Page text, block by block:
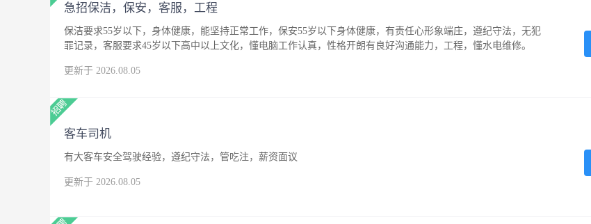
急招保洁，保安，客服，工程
保洁要求55岁以下，身体健康，能坚持正常工作，保安55岁以下身体健康，有责任心形象端庄，遵纪守法，无犯
罪记录，客服要求45岁以下高中以上文化，懂电脑工作认真，性格开朗有良好沟通能力，工程，懂水电维修。
更新于 2026.08.05
客车司机
有大客车安全驾驶经验，遵纪守法，管吃注，薪资面议
更新于 2026.08.05